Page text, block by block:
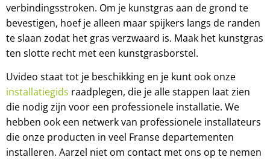
verbindingsstroken. Om je kunstgras aan de grond te
bevestigen, hoef je alleen maar spijkers langs de randen
te slaan zodat het gras verzwaard is. Maak het kunstgras
ten slotte recht met een kunstgrasborstel.
Uvideo staat tot je beschikking en je kunt ook onze
installatiegids raadplegen, die je alle stappen laat zien
die nodig zijn voor een professionele installatie. We
hebben ook een netwerk van professionele installateurs
die onze producten in veel Franse departementen
installeren. Aarzel niet om contact met ons op te nemen